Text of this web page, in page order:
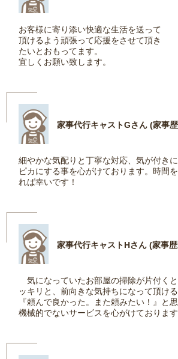
お客様に寄り添い快適な生活を送って
頂けるよう頑張って応援をさせて頂き
たいとおもってます。
宜しくお願い致します。
家事代行キャストGさん (家事
細やかな気配りと丁寧な対応、気が付き
ピカにする事を心がけております。時間
れば幸いです！
家事代行キャストHさん (家事
気になっていたお部屋の掃除が片付く
ッキリと、前向きな気持ちになって頂ける
『頼んで良かった。また頼みたい！』と
機械的でないサービスを心がけております